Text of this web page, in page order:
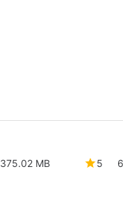
375.02 MB 5